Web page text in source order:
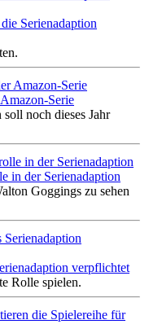
Serienadaption
Serie
noch dieses Jahr
in der Serienadaption
Goggings zu sehen
verpflichtet
Rolle spielen.